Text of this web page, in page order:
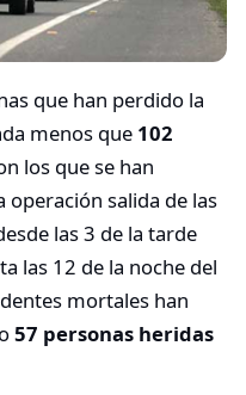
que han perdido la
menos que 102
los que se han
operación salida de las
las 3 de la tarde
las 12 de la noche del
mortales han
57 personas heridas